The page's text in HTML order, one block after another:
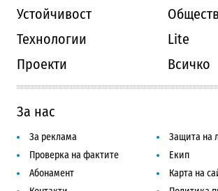
Устойчивост
Технологии
Lite
Проекти
Всичко
За нас
За реклама
Защита на
Проверка на фактите
Екип
Абонамент
Карта на